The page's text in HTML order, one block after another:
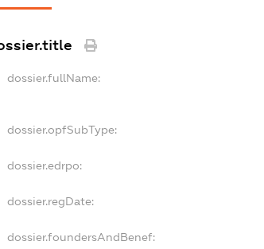
dossier.fullName:
dossier.opfSubType:
dossier.edrpo:
dossier.regDate:
dossier.foundersAndBenef: